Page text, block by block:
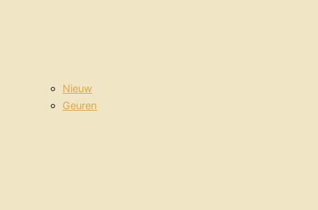
Nieuw
Geuren